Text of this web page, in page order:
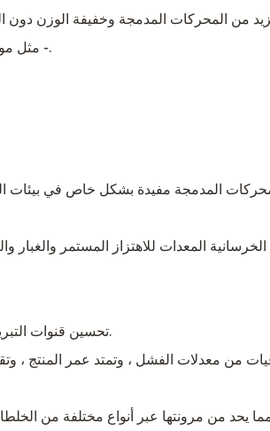
من المحركات المدمجة وخفيفة الوزن
- مثل موازنة الدوار ، والدعم المحمل ، وقوة الإسكان - لتقديم إنتاج أعلى في الحزم الأصغر.
تحسين قنوات التبريد أو التصاميم بمساعدة المروحة لمنع ارتفاع درجة الحرارة أثناء التشغيل المستمر.
مما يحد من مرونتها عبر أنواع مختلفة من